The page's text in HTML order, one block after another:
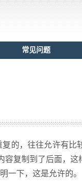
常见问题
的，往往允许有比
容复制到了后面，
一下，这是允许的。